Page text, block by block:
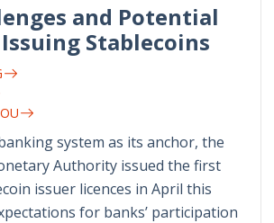
and Potential
Stablecoins
system as its anchor, the
Authority issued the first
issuer licences in April this
for banks’ participation